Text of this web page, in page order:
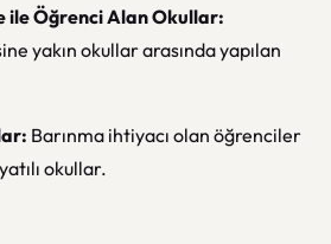
ile Öğrenci Alan Okullar:
yakın okullar arasında yapılan
Barınma ihtiyacı olan öğrenciler
okullar.